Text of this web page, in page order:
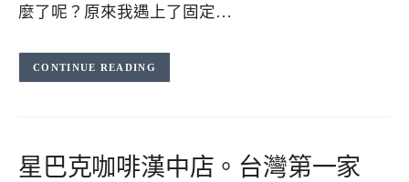
麼了呢？原來我遇上了固定…
CONTINUE READING
星巴克咖啡漢中店。台灣第一家